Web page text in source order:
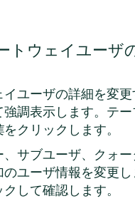
トウェイユーザ
イユーザの詳細を変
強調表示します。テ
をクリックします。
サブユーザ、クォ
ユーザ情報を変更し
して確認します。